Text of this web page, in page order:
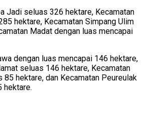
Jadi seluas 326 hektare, Kecamatan
hektare, Kecamatan Simpang Ulim
Madat dengan luas mencapai
dengan luas mencapai 146 hektare,
seluas 146 hektare, Kecamatan
hektare, dan Kecamatan Peureulak
hektare.